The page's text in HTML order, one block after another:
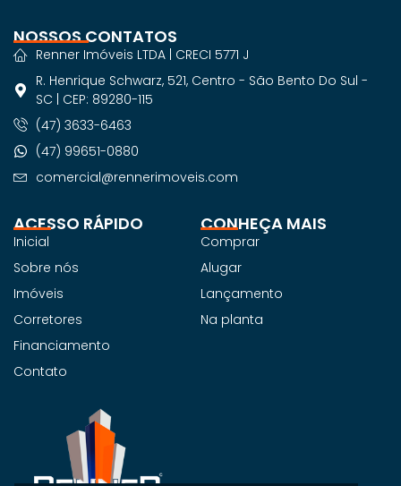
ACESSO RÁPIDO
Inicial
Sobre nós
Imóveis
Corretores
Financiamento
Contato
CONHEÇA MAIS
Comprar
Alugar
Lançamento
Na planta
NOSSOS CONTATOS
Renner Imóveis LTDA | CRECI 5771 J
R. Henrique Schwarz, 521, Centro - São Bento Do Sul -
SC | CEP: 89280-115
(47) 3633-6463
(47) 99651-0880
comercial@rennerimoveis.com